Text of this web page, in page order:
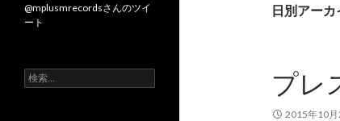
日別アー
プレ
2015年10月
@mplusmrecordsさんのツイ
ート
検
索